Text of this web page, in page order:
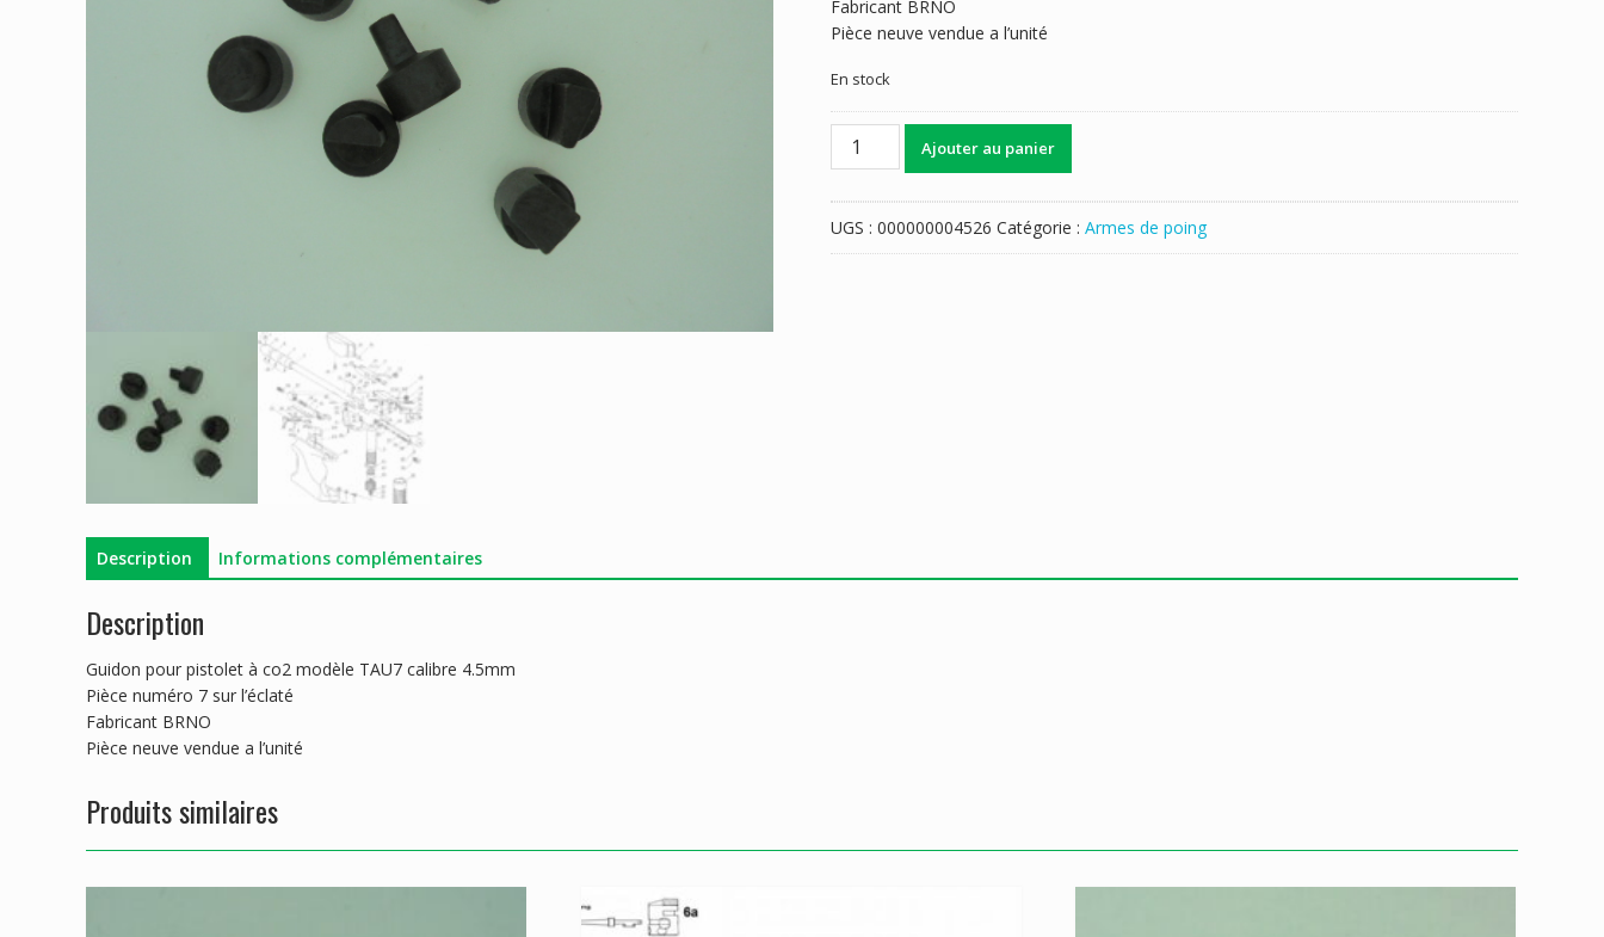
Fabricant BRNO
Pièce neuve vendue a l’unité
En stock
quantité
TAU7
Ajouter au panier
UGS : 000000004526 Catégorie : Armes de poing
Description Informations complémentaires
Description
Guidon pour pistolet à co2 modèle TAU7 calibre 4.5mm
Pièce numéro 7 sur l’éclaté
Fabricant BRNO
Pièce neuve vendue a l’unité
Produits similaires